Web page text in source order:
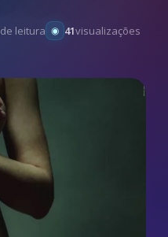
de leitura 41visualizações